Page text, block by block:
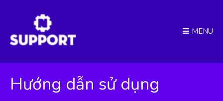
MENU
Hướng dẫn sử dụng